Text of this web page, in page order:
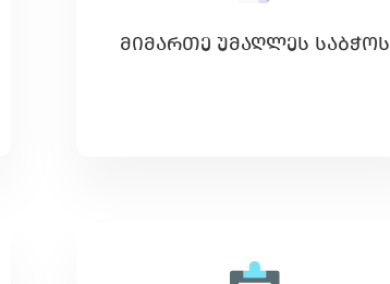
ᲛᲘᲛᲐᲠᲗᲔ ᲣᲛᲐᲦᲚᲔᲡ ᲡᲐᲑᲭᲝᲡ